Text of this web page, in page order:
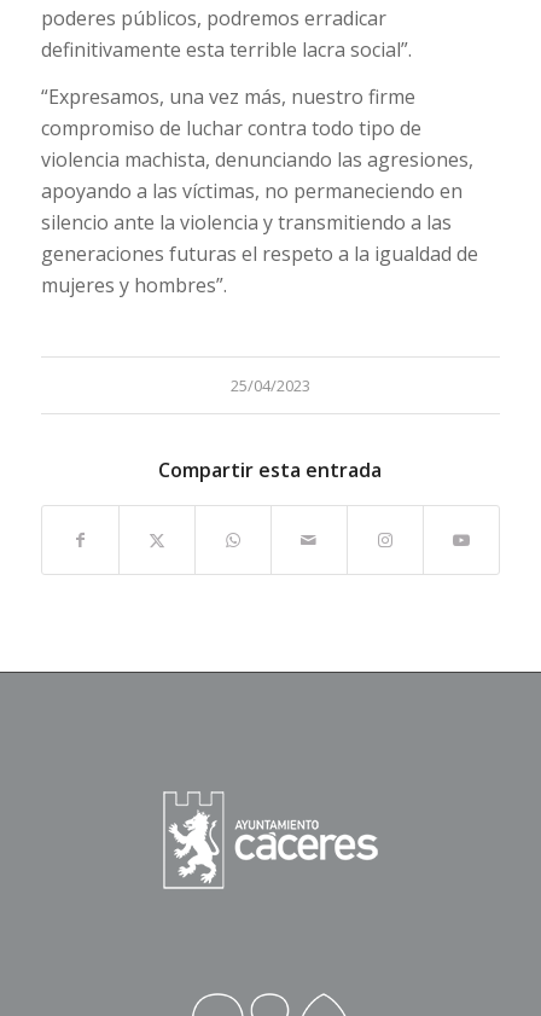
poderes públicos, podremos erradicar
definitivamente esta terrible lacra social”.
“Expresamos, una vez más, nuestro firme
compromiso de luchar contra todo tipo de
violencia machista, denunciando las agresiones,
apoyando a las víctimas, no permaneciendo en
silencio ante la violencia y transmitiendo a las
generaciones futuras el respeto a la igualdad de
mujeres y hombres”.
25/04/2023
Compartir esta entrada